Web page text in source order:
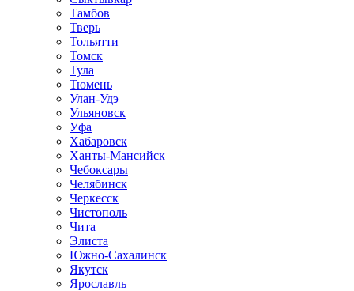
Тамбов
Тверь
Тольятти
Томск
Тула
Тюмень
Улан-Удэ
Ульяновск
Уфа
Хабаровск
Ханты-Мансийск
Чебоксары
Челябинск
Черкесск
Чистополь
Чита
Элиста
Южно-Сахалинск
Якутск
Ярославль